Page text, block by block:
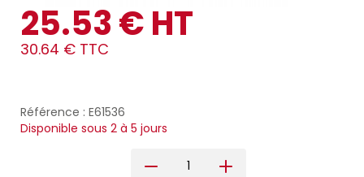
25.53 € HT
30.64 € TTC
Référence : E61536
Disponible sous 2 à 5 jours